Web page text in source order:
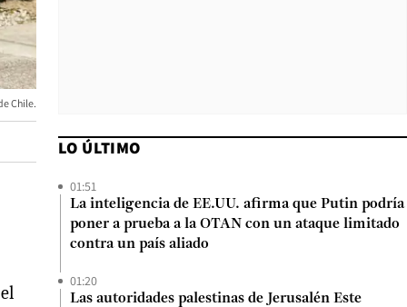
Chile.
LO ÚLTIMO
01:51
La inteligencia de EE.UU. afirma que Putin podría
poner a prueba a la OTAN con un ataque limitado
contra un país aliado
01:20
Las autoridades palestinas de Jerusalén Este